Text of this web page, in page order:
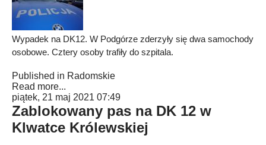
Wypadek na DK12. W Podgórze zderzyły się dwa samochody
osobowe. Cztery osoby trafiły do szpitala.
Published in Radomskie
Read more...
piątek, 21 maj 2021 07:49
Zablokowany pas na DK 12 w
Klwatce Królewskiej